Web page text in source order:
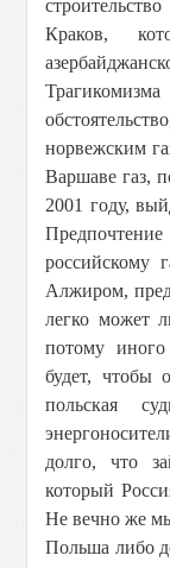
Краков,
норвежским
Варшаве газ,
2001 году,
российскому
Алжиром,
легко может
потому
будет, чтобы
польская
долго, что
который
Не вечно же
Польша либо